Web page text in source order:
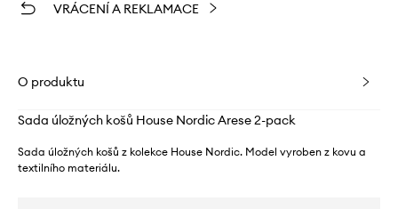
VRÁCENÍ A REKLAMACE
O produktu
Sada úložných košů House Nordic Arese 2-pack
Sada úložných košů z kolekce House Nordic. Model vyroben z kovu a
textilního materiálu.